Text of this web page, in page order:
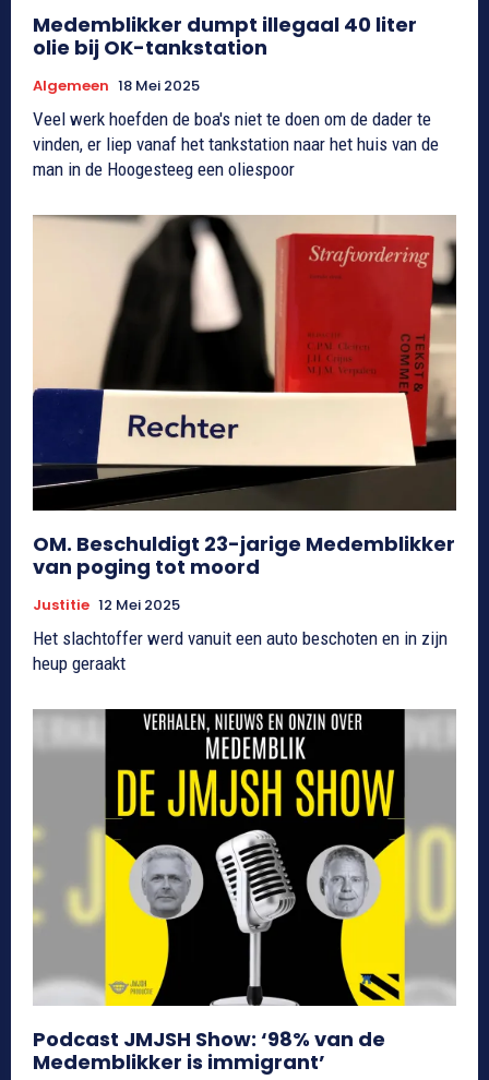
Medemblikker dumpt illegaal 40 liter
olie bij OK-tankstation
Algemeen 18 Mei 2025
Veel werk hoefden de boa's niet te doen om de dader te
vinden, er liep vanaf het tankstation naar het huis van de
man in de Hoogesteeg een oliespoor
OM. Beschuldigt 23-jarige Medemblikker
van poging tot moord
Justitie 12 Mei 2025
Het slachtoffer werd vanuit een auto beschoten en in zijn
heup geraakt
Podcast JMJSH Show: ‘98% van de
Medemblikker is immigrant’